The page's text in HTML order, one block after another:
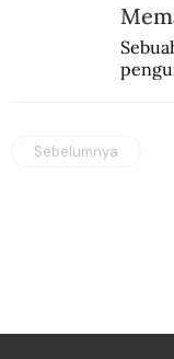
Sebelumnya